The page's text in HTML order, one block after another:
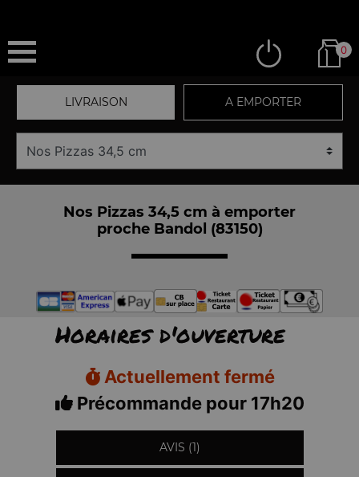
0
LIVRAISON A EMPORTER
Nos Pizzas 34,5 cm à emporter
proche Bandol (83150)
Horaires d'ouverture
Actuellement fermé
Précommande pour 17h20
AVIS (1)